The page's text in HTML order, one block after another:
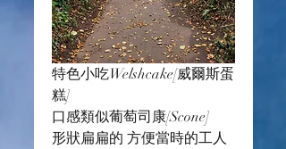
特色小吃Welshcake[威爾斯蛋
糕]
口感類似葡萄司康[Scone]
形狀扁扁的 方便當時的工人